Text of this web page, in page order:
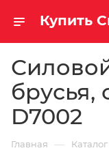
брусья,
D7002
Главная — Каталог